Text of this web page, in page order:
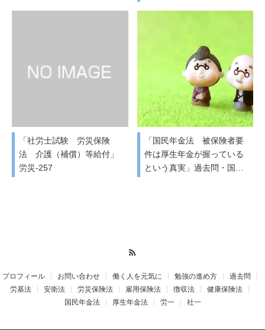
「社労士試験 労災保険
法 介護（補償）等給付」
労災-257
「国民年金法 被保険者要
件は厚生年金が握っている
という真実」過去問・国…
プロフィール お問い合わせ 働く人を元気に 勉強の進め方
過去問
労基法
安衛法 労災保険法 雇用保険法 徴収法
健康保険法
国民年金法
厚生年金法 労一 社一